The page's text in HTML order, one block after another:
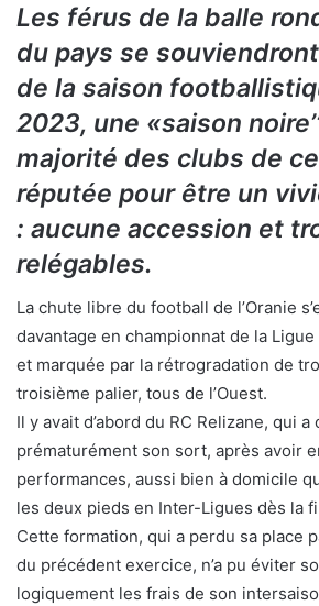
Les férus de la balle
du pays se
de la saison
2023, une «saison
majorité des clubs de
réputée pour être un
: aucune accession et
relégables.
La chute libre du football de l’Oranie
davantage en championnat de la
et marquée par la rétrogradation de
troisième palier, tous de l’Ouest.
Il y avait d’abord du RC Relizane, qui a
prématurément son sort, après avoir
performances, aussi bien à domicile
les deux pieds en Inter-Ligues dès la
Cette formation, qui a perdu sa place
du précédent exercice, n’a pu éviter
logiquement les frais de son